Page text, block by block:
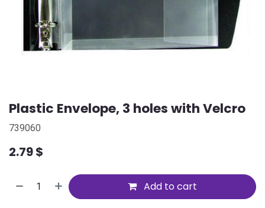
Plastic Envelope, 3 holes with Velcro
739060
2.79$
Add to cart